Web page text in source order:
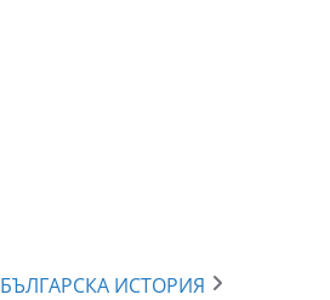
БЪЛГАРСКА ИСТОРИЯ